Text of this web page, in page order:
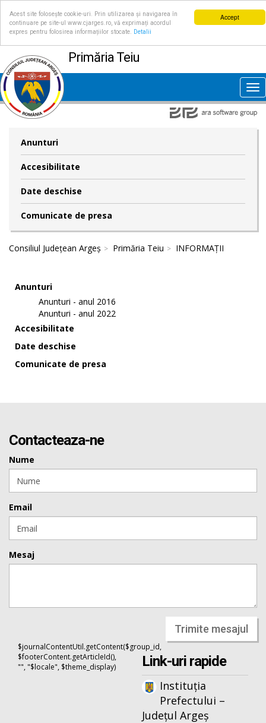
Accept
Acest site folosește cookie-uri. Prin utilizarea și navigarea în
continuare pe site-ul www.cjarges.ro, vă exprimați acordul
expres pentru folosirea informațiilor stocate.
Detalii
Primăria Teiu
Anunturi
Accesibilitate
Date deschise
Comunicate de presa
Consiliul Județean Argeș Primăria Teiu INFORMAȚII
Anunturi
Anunturi - anul 2016
Anunturi - anul 2022
Accesibilitate
Date deschise
Comunicate de presa
Contacteaza-ne
Nume
Email
Mesaj
Trimite mesajul
$journalContentUtil.getContent($group_id,
$footerContent.getArticleId(),
"", "$locale", $theme_display)
Link-uri rapide
Instituția
Prefectului –
Județul Argeș